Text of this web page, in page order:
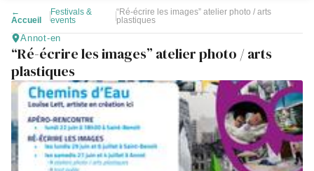
←
Accueil
Festivals &
events
“Ré-écrire les images” atelier photo / arts
plastiques
Annot-en
“Ré-écrire les images” atelier photo / arts
plastiques